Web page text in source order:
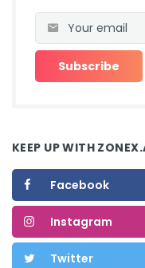
KEEP UP WITH
Facebook
Instagram
Twitter